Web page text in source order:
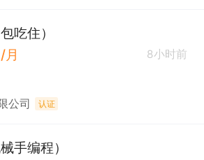
吃住）
8小时前
公司 认证
手编程）